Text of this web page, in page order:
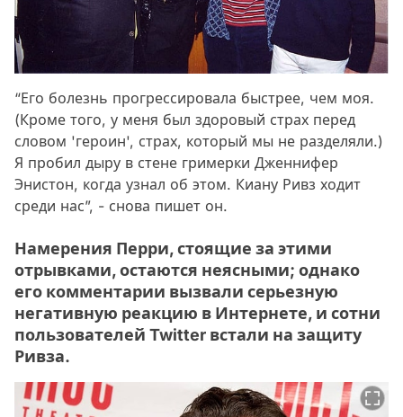
“Его болезнь прогрессировала быстрее, чем моя.
(Кроме того, у меня был здоровый страх перед
словом 'героин', страх, который мы не разделяли.)
Я пробил дыру в стене гримерки Дженнифер
Энистон, когда узнал об этом. Киану Ривз ходит
среди нас”, - снова пишет он.
Намерения Перри, стоящие за этими
отрывками, остаются неясными; однако
его комментарии вызвали серьезную
негативную реакцию в Интернете, и сотни
пользователей Twitter встали на защиту
Ривза.